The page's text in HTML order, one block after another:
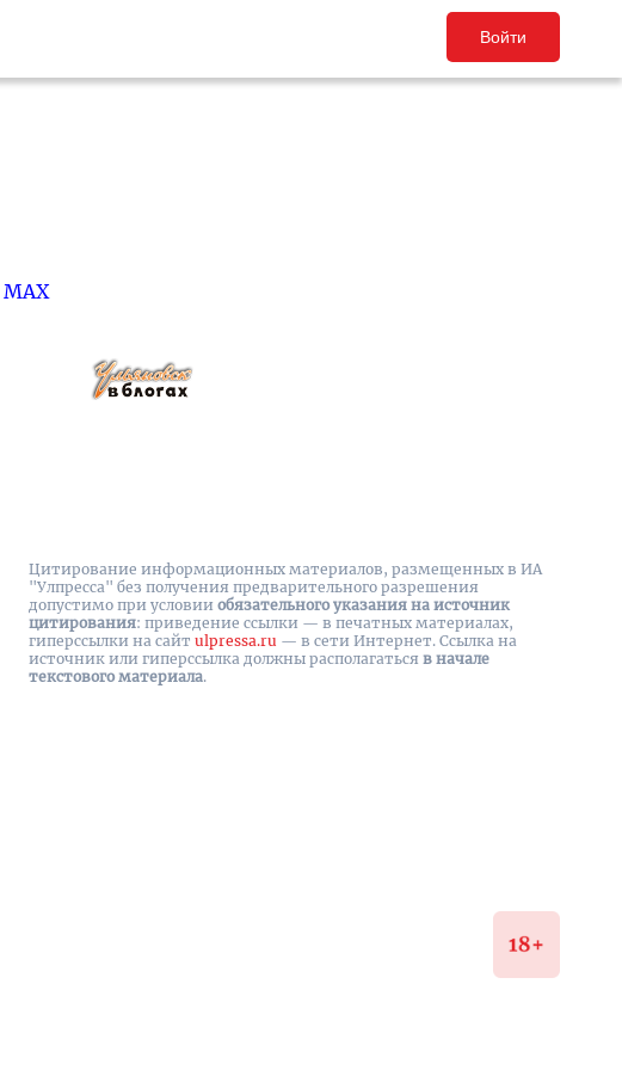
Войти
MAX
Цитирование информационных материалов, размещенных в ИА
"Улпресса" без получения предварительного разрешения
допустимо при условии обязательного указания на источник
цитирования: приведение ссылки — в печатных материалах,
гиперссылки на cайт ulpressa.ru — в сети Интернет. Ссылка на
источник или гиперссылка должны располагаться в начале
текстового материала.